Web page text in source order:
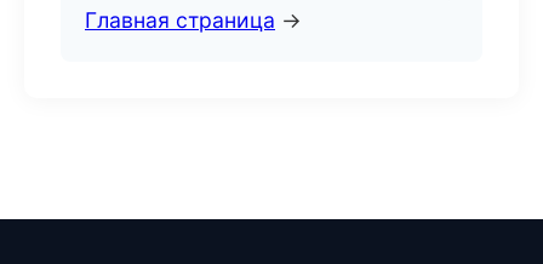
Главная страница →